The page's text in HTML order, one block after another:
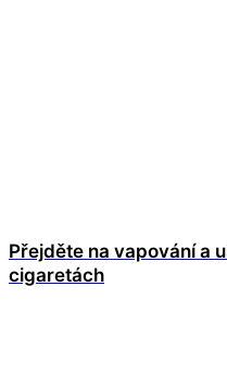
Přejděte na vapování a
cigaretách